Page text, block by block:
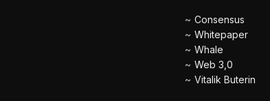
Consensus
Whitepaper
Whale
Web 3,0
Vitalik Buterin